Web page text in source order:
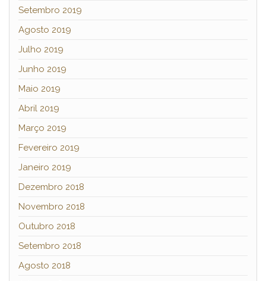
Setembro 2019
Agosto 2019
Julho 2019
Junho 2019
Maio 2019
Abril 2019
Março 2019
Fevereiro 2019
Janeiro 2019
Dezembro 2018
Novembro 2018
Outubro 2018
Setembro 2018
Agosto 2018